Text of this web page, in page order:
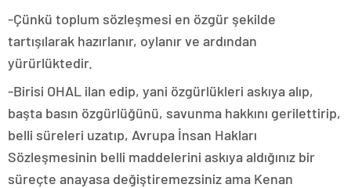
-Çünkü toplum sözleşmesi en özgür şekilde
tartışılarak hazırlanır, oylanır ve ardından
yürürlüktedir.
-Birisi OHAL ilan edip, yani özgürlükleri askıya alıp,
başta basın özgürlüğünü, savunma hakkını gerilettirip,
belli süreleri uzatıp, Avrupa İnsan Hakları
Sözleşmesinin belli maddelerini askıya aldığınız bir
süreçte anayasa değiştiremezsiniz ama Kenan